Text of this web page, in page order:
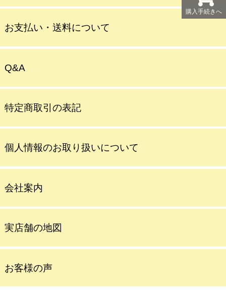
お支払い・送料について
Q&A
特定商取引の表記
個人情報のお取り扱いについて
会社案内
実店舗の地図
お客様の声
購入手続きへ